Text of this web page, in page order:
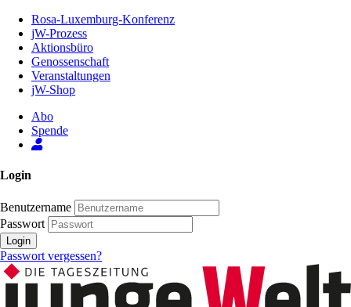
Inhalt
Seite
Rosa-Luxemburg-Konferenz
jW-Prozess
Aktionsbüro
Genossenschaft
Veranstaltungen
jW-Shop
Abo
Spende
Login
Benutzername
Passwort
Login
Passwort vergessen?